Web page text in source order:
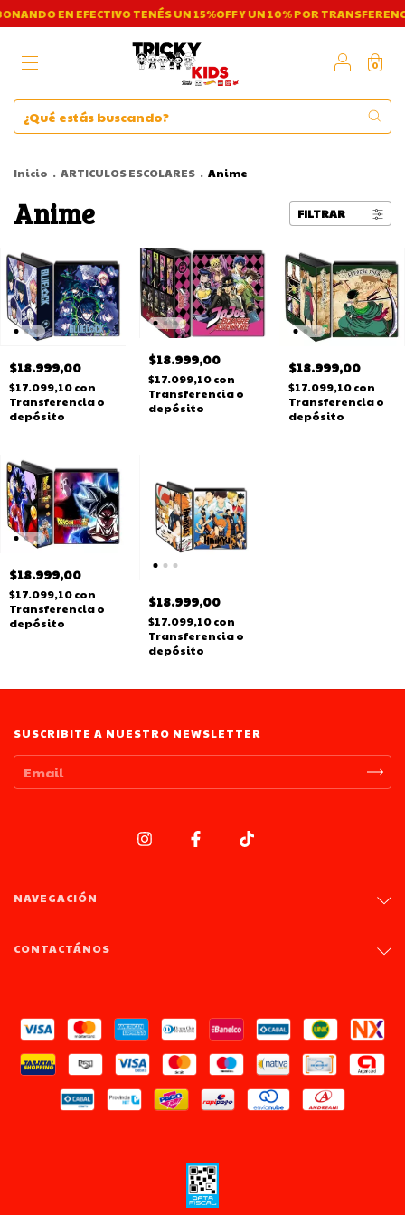
EN EFECTIVO TENÉS UN 15%OFF Y UN 10% POR
0
Inicio . ARTICULOS ESCOLARES . Anime
Anime FILTRAR
$18.999,00
$17.099,10con
Transferencia o
depósito
$18.999,00
$17.099,10con
Transferencia o
depósito
$18.999,00
$17.099,10con
Transferencia o
depósito
$18.999,00
$17.099,10con
Transferencia o
depósito
$18.999,00
$17.099,10con
Transferencia o
depósito
SUSCRIBITE A NUESTRO NEWSLETTER
NAVEGACIÓN
CONTACTÁNOS